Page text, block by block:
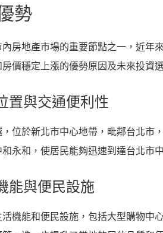
勢
房地產市場的重要節點之一，近年
價穩定上漲的優勢原因及未來投資
置與交通便利性
位於新北市中心地帶，毗鄰台北市
永和，使居民能夠迅速到達台北市
能與便民設施
機能和便民設施，包括大型購物中